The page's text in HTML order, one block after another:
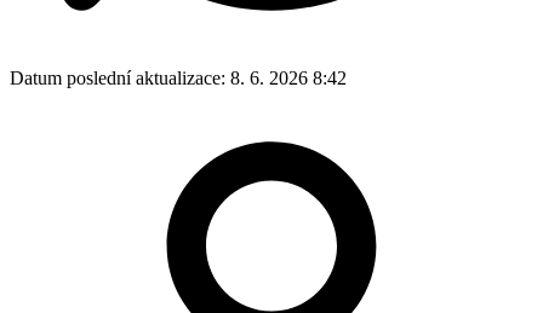
Datum poslední aktualizace: 8. 6. 2026 8:42